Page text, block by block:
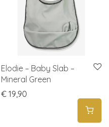
€ 34,95.
Elodie – Baby Slab –
Mineral Green
€ 19,90